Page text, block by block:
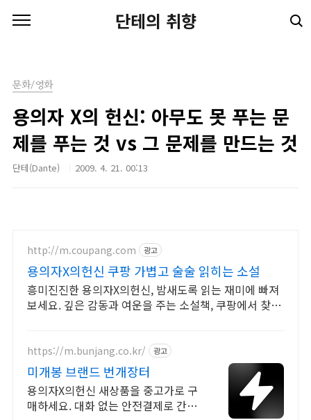
단테의 취향
문화/영화
용의자 X의 헌신: 아무도 못 푸는 문
제를 푸는 것 vs 그 문제를 만드는 것
단테(Dante) 2009. 4. 21. 00:13
http://m.coupang.com 광고
용의자X의헌신 쿠팡 가볍고 술술 읽히는 소설
흥미진진한 용의자X의헌신, 밤새도록 읽는 재미에 빠져
보세요. 깊은 감동과 여운을 주는 소설책, 쿠팡에서 찾아
https://m.bunjang.co.kr/ 광고
미개봉 브랜드 번개장터
용의자X의헌신 새상품을 중고가로 구
매하세요. 대화 없는 안전결제로 간편